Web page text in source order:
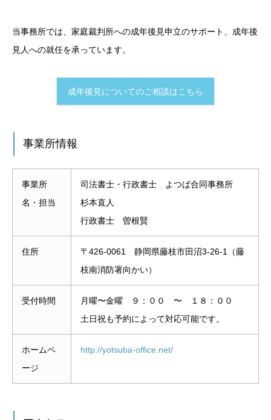
当事務所では、家庭裁判所への成年後見申立のサポート、成年後
見人への就任を承っています。
成年後見についてのご相談はこちら
事業所情報
事業所
名・担当
司法書士・行政書士 よつば合同事務所
杉本直人
行政書士 曽根賢
住所
〒426-0061 静岡県藤枝市田沼3-26-1（藤
枝南消防署向かい）
受付時間
月曜〜金曜 ９：００ 〜 １８：００
土日祝も予約によって対応可能です。
ホームペ
ージ
http://yotsuba-office.net/